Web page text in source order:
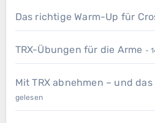
Das richtige Warm-Up für
TRX-Übungen für die Arme -
Mit TRX abnehmen – und
gelesen